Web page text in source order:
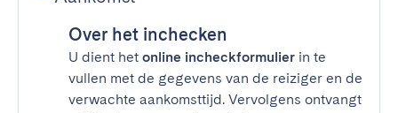
Over het inchecken
U dient het online incheckformulier in te
vullen met de gegevens van de reiziger en de
verwachte aankomsttijd. Vervolgens ontvangt